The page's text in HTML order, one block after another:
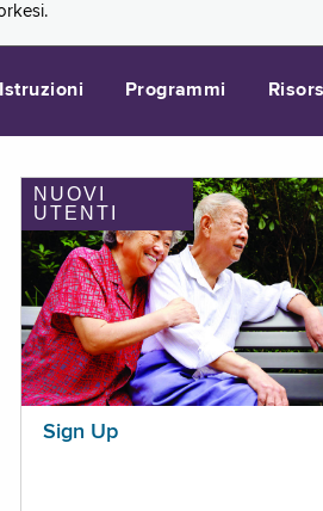
Istruzioni Programmi
NUOVI
UTENTI
Sign Up